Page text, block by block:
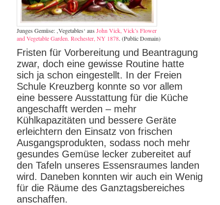
Junges Gemüse: ‚Vegetables‘ ausJohn Vick, Vick’s Flower
and Vegetable Garden. Rochester, NY 1878. (Public Domain)
Fristen für Vorbereitung und Beantragung
zwar, doch eine gewisse Routine hatte
sich ja schon eingestellt. In der Freien
Schule Kreuzberg konnte so vor allem
eine bessere Ausstattung für die Küche
angeschafft werden – mehr
Kühlkapazitäten und bessere Geräte
erleichtern den Einsatz von frischen
Ausgangsprodukten, sodass noch mehr
gesundes Gemüse lecker zubereitet auf
den Tafeln unseres Essensraumes landen
wird. Daneben konnten wir auch ein Wenig
für die Räume des Ganztagsbereiches
anschaffen.